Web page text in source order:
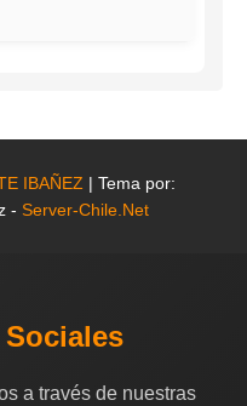
IBAÑEZ | Tema por:
- Server-Chile.Net
a través de nuestras